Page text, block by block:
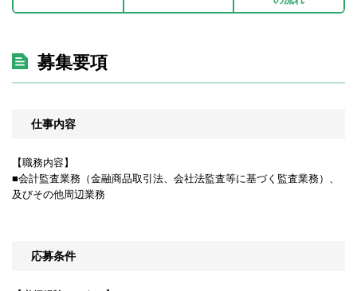
募集要項
仕事内容
【職務内容】
■会計監査業務（金融商品取引法、会社法監査等に基づく監査業務）、
及びその他周辺業務
応募条件